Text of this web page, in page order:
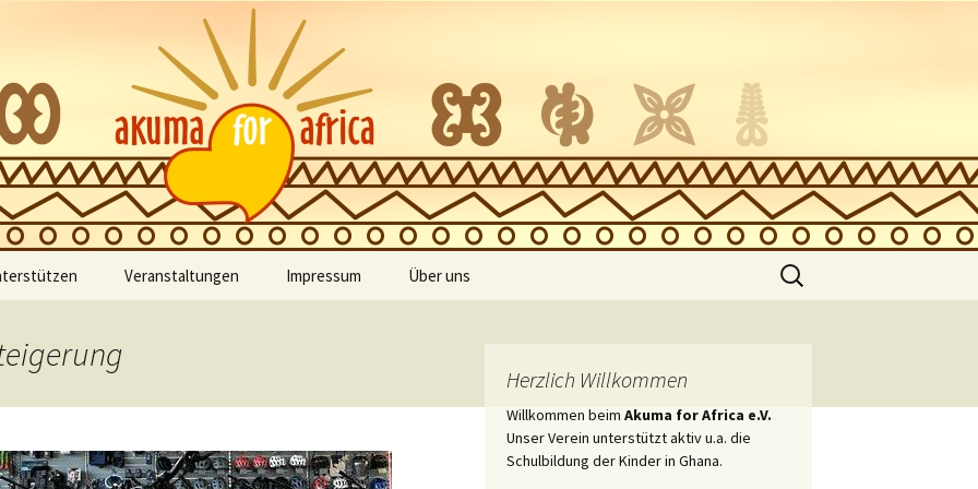
Africa
der Kinder Ghanas
Veranstaltungen
Veranstaltungsorte
Impressum Über uns
Vereinssatzung
Suche
nach:
Herzlich Willkommen
Willkommen beim Akuma for Africa e.V.
Unser Verein unterstützt aktiv u.a. die
Schulbildung der Kinder in Ghana.